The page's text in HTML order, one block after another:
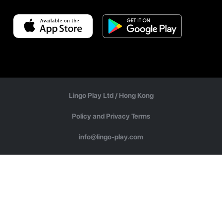
Lingo Play Ltd / Hong Kong
Policy and Privacy Terms
info@lingo-play.com